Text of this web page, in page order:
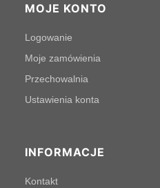
MOJE KONTO
Logowanie
Moje zamówienia
Przechowalnia
Ustawienia konta
INFORMACJE
Kontakt